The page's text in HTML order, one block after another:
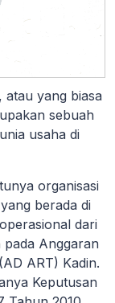
atau yang biasa
sebuah
usaha di
organisasi
berada di
dari
pada Anggaran
ART) Kadin.
Keputusan